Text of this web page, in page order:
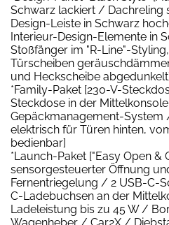
Schwarz lackiert /
Design-Leiste in Schwarz
Interieur-Design-Elemente in
Stoßfänger im "R-Line"-
Türscheiben
und Heckscheibe
*Family-Paket [230-V-
Steckdose in der
Gepäckmanagement-System
elektrisch für Türen hinten,
bedienbar]
*Launch-Paket ["Easy Open
sensorgesteuerter Öffnung
Fernentriegelung / 2 USB-C-
C-Ladebuchsen an der
Ladeleistung bis zu 45 W /
Wagenheber / Car2X /